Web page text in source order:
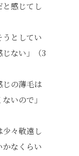
感じてし
うとしてい
ない」（3
じの薄毛は
いので」
少々敬遠し
なくらい